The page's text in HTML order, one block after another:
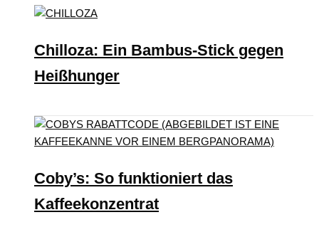
Chilloza: Ein Bambus-Stick gegen
Heißhunger
Coby’s: So funktioniert das
Kaffeekonzentrat